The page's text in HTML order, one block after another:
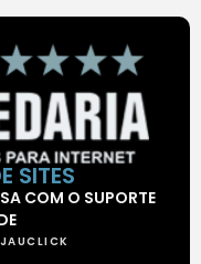
SITES
COM O SUPORTE